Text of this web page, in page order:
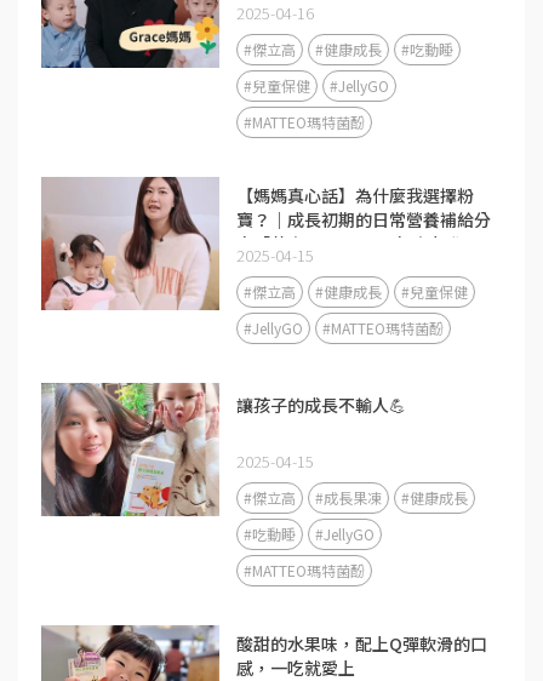
2025-04-16
#傑立高 #健康成長
#吃動睡
#兒童保健
#JellyGO
#MATTEO瑪特菌酚
【媽媽真心話】為什麼我選擇粉
寶？｜成長初期的日常營養補給分
享「黃金1000天」是免疫力發展
的關鍵期❤️
2025-04-15
#傑立高 #健康成長
#兒童保健
#JellyGO
#MATTEO瑪特菌酚
讓孩子的成長不輸人💪
2025-04-15
#傑立高 #成長果凍
#健康成長
#吃動睡
#JellyGO
#MATTEO瑪特菌酚
酸甜的水果味，配上Q彈軟滑的口
感，一吃就愛上